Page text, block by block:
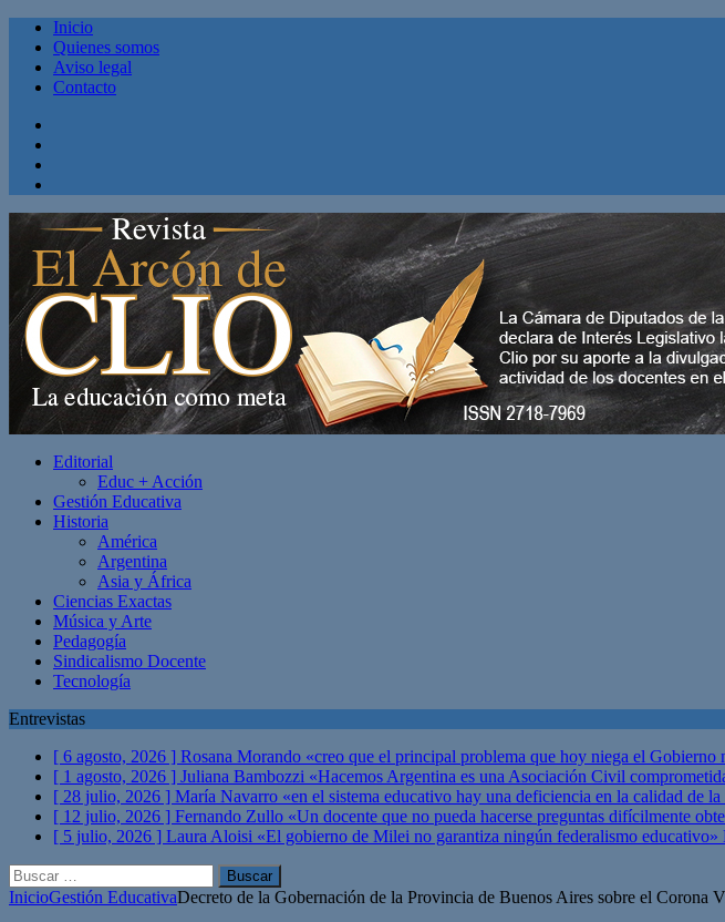
Inicio
Quienes somos
Aviso legal
Contacto
Editorial
Educ + Acción
Gestión Educativa
Historia
América
Argentina
Asia y África
Ciencias Exactas
Música y Arte
Pedagogía
Sindicalismo Docente
Tecnología
Entrevistas
[ 6 agosto, 2026 ] Rosana Morando «creo que el principal problema que hoy niega el
[ 1 agosto, 2026 ] Juliana Bambozzi «Hacemos Argentina es una Asociación Civil
[ 28 julio, 2026 ] María Navarro «en el sistema educativo hay una deficiencia en la calidad de
[ 12 julio, 2026 ] Fernando Zullo «Un docente que no pueda hacerse preguntas difícilmente
[ 5 julio, 2026 ] Laura Aloisi «El gobierno de Milei no garantiza ningún federalismo educativo»
Buscar:
InicioGestión EducativaDecreto de la Gobernación de la Provincia de Buenos Aires sobre el Corona